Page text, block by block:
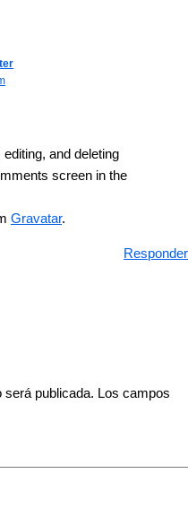
and deleting
screen in the
Gravatar.
Responder
será publicada. Los campos